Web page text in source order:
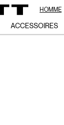
HOMME
ACCESSOIRES